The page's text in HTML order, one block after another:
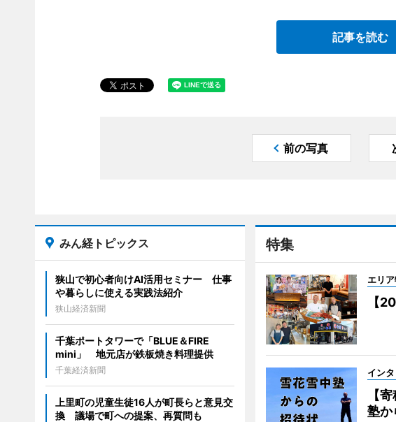
記事を読む
前の写真
特集
エリ
【
イン
【
塾か
みん経トピックス
狭山で初心者向けAI活用セミナー 仕事
や暮らしに使える実践法紹介
狭山経済新聞
千葉ポートタワーで「BLUE＆FIRE
mini」 地元店が鉄板焼き料理提供
千葉経済新聞
上里町の児童生徒16人が町長らと意見交
換 議場で町への提案、再質問も